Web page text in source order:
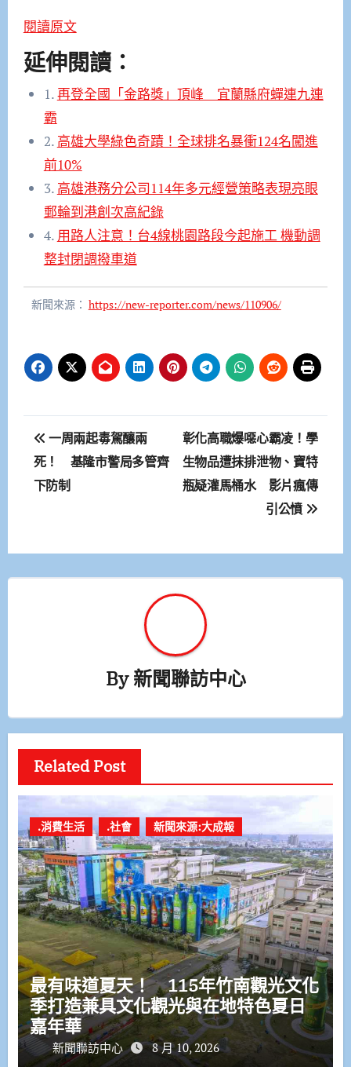
閱讀原文
延伸閱讀：
1.再登全國「金路獎」頂峰 宜蘭縣府蟬連九連
霸
2. 高雄大學綠色奇蹟！全球排名暴衝124名闖進
前10%
3. 高雄港務分公司114年多元經營策略表現亮眼
郵輪到港創次高紀錄
4. 用路人注意！台4線桃園路段今起施工 機動調
整封閉調撥車道
新聞來源： https://new-reporter.com/news/110906/
文
章
導
一周兩起毒駕釀兩
死！ 基隆市警局多管齊
下防制
彰化高職爆噁心霸凌！學
生物品遭抹排泄物、寶特
瓶疑灌馬桶水 影片瘋傳
引公憤
By新聞聯訪中心
Related Post
.消費生活 .社會 新聞來源:大成報
最有味道夏天！ 115年竹南觀光文化
季打造兼具文化觀光與在地特色夏日
嘉年華
新聞聯訪中心 8 月 10, 2026